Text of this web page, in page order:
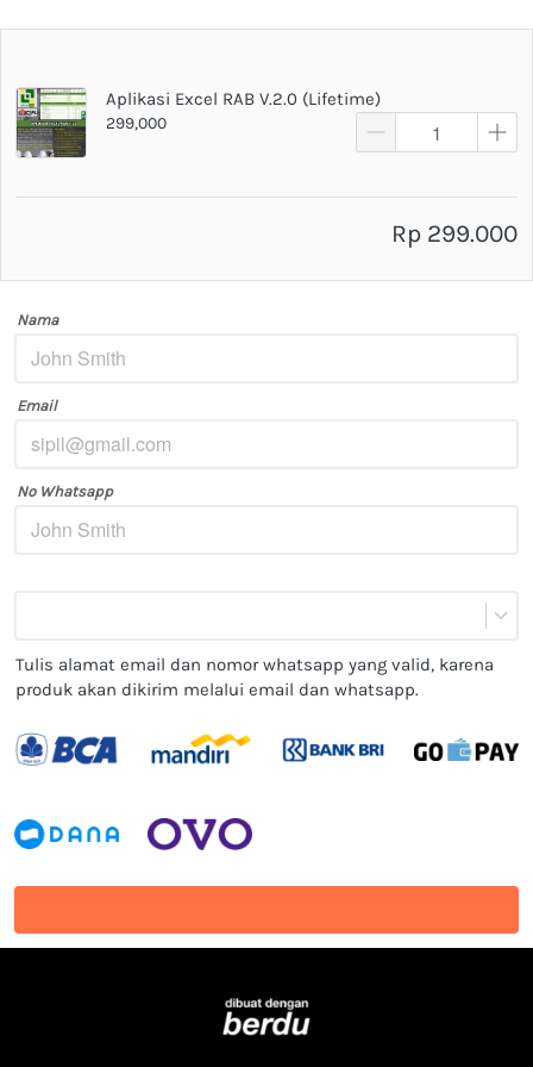
Nama
Email
No Whatsapp
Tulis alamat email dan nomor whatsapp yang valid, karena
produk akan dikirim melalui email dan whatsapp.
Aplikasi Excel RAB V.2.0 (Lifetime)
299,000
Rp 299.000